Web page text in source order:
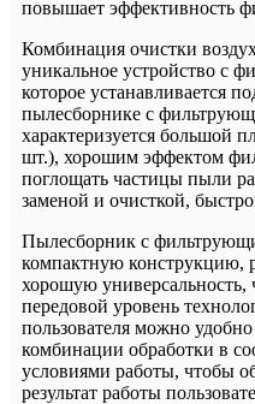
повышает эффективность
Комбинация очистки
уникальное устройство с
которое устанавливается
пылесборнике с
характеризуется большой
шт.), хорошим эффектом
поглощать частицы пыли
заменой и очисткой,
Пылесборник с
компактную конструкцию,
хорошую универсальность,
передовой уровень
пользователя можно
комбинации обработки в
условиями работы, чтобы
результат работы